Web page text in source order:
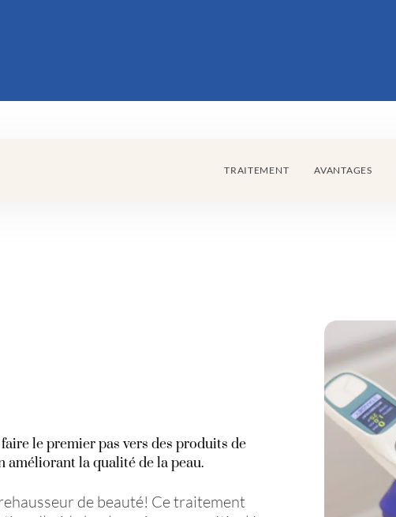
TRAITEMENT AVANTAGES
le premier pas vers des produits de
la qualité de la peau.
de beauté! Ce traitement